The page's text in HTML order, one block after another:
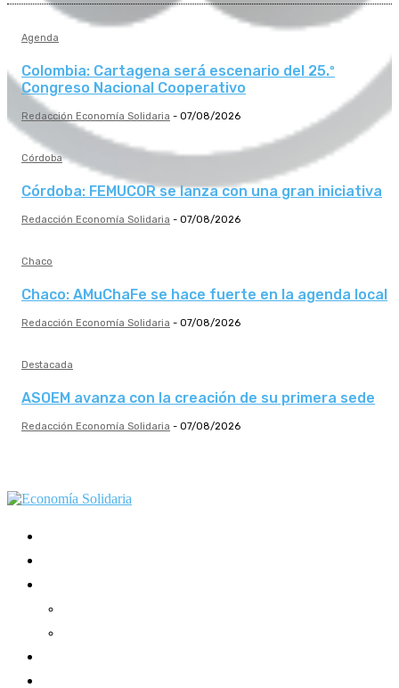
Agenda
Colombia: Cartagena será escenario del 25.º
Congreso Nacional Cooperativo
Redacción Economía Solidaria - 07/08/2026
Córdoba
Córdoba: FEMUCOR se lanza con una gran iniciativa
Redacción Economía Solidaria - 07/08/2026
Chaco
Chaco: AMuChaFe se hace fuerte en la agenda local
Redacción Economía Solidaria - 07/08/2026
Destacada
ASOEM avanza con la creación de su primera sede
Redacción Economía Solidaria - 07/08/2026